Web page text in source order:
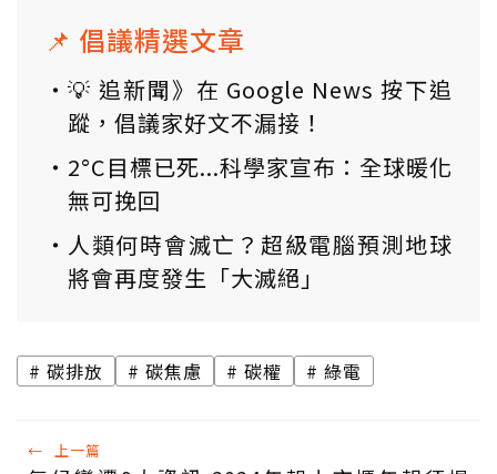
📌 倡議精選文章
💡 追新聞》在 Google News 按下追
蹤，倡議家好文不漏接！
2°C目標已死...科學家宣布：全球暖化
無可挽回
人類何時會滅亡？超級電腦預測地球
將會再度發生「大滅絕」
碳排放 碳焦慮 碳權 綠電
← 上一篇